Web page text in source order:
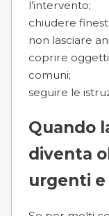
l’intervento;
chiudere
non lasciare
coprire
comuni;
seguire le
Quando
diventa
urgenti